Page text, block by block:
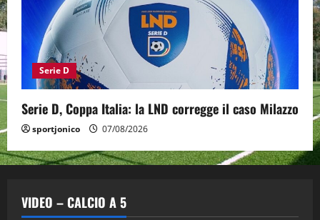
Serie D
Serie D, Coppa Italia: la LND corregge il caso Milazzo
sportjonico 07/08/2026
VIDEO – CALCIO A 5